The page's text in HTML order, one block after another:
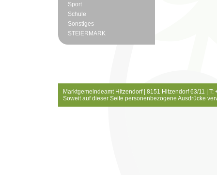
Sport
Schule
Sonstiges
STEIERMARK
Marktgemeindeamt Hitzendorf | 8151 Hitzendorf 63/11 |
Soweit auf dieser Seite personenbezogene Ausdrücke